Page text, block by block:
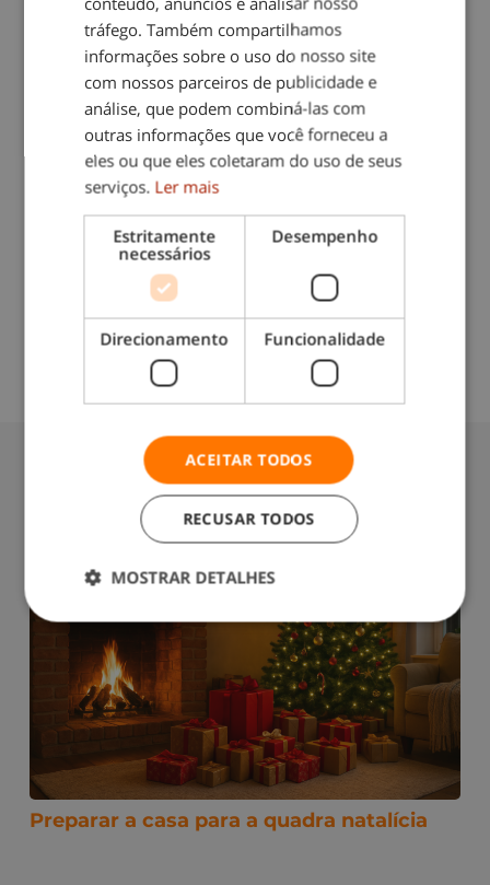
certeza de quantas horas necessita ou tem
outras dúvidas sobre os nossos serviços, nós
aconselhamo-lo para que não contrate mais
horas do que aquelas de que necessita.
Junte-se às familias que utilizam serviços
interdomicilio
Nota-se em Si! A sua vida é mais cómoda.
Compartilhe este blog
Data do blog:12/11/2024
Também lhe pode interessar:
Preparar a casa para a quadra natalícia
tráfego. Também compartilhamos
informações sobre o uso do nosso site
com nossos parceiros de publicidade e
análise, que podem combiná-las com
outras informações que você forneceu a
eles ou que eles coletaram do uso de seus
serviços. Ler mais
Estritamente
necessários
Desempenho
Direcionamento Funcionalidade
ACEITAR TODOS
RECUSAR TODOS
MOSTRAR DETALHES